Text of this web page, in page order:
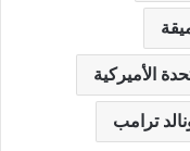
الأميركية
ترامب